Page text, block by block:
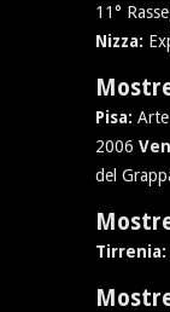
11°
Nizza:
Pisa:
2006
del
Tirrenia: